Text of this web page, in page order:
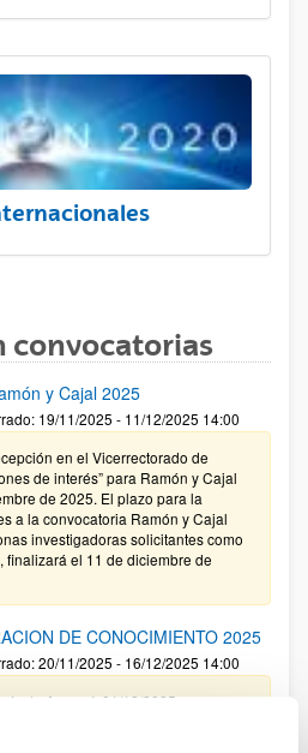
convocatorias
y Cajal 2025
19/11/2025 - 11/12/2025 14:00
en el Vicerrectorado de
de interés” para Ramón y Cajal
de 2025. El plazo para la
a la convocatoria Ramón y Cajal
investigadoras solicitantes como
finalizará el 11 de diciembre de
DE CONOCIMIENTO 2025
20/11/2025 - 16/12/2025 14:00
de Anexo I: 01/12/2025